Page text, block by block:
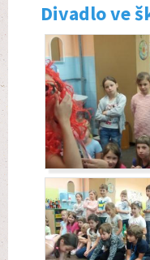
Divadlo ve